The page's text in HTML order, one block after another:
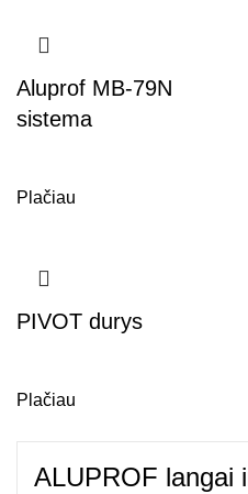
Aluprof MB-79N
sistema
Plačiau
PIVOT durys
Plačiau
ALUPROF langai